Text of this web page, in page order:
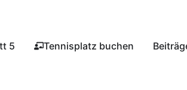
5​ Tennisplatz buchen​